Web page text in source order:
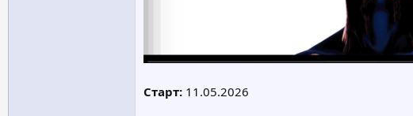
Старт: 11.05.2026